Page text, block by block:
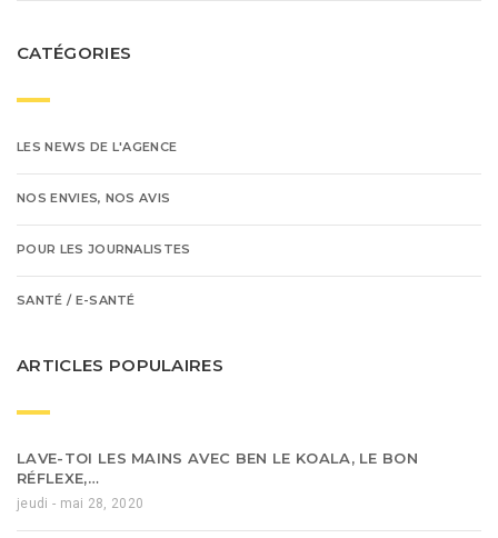
CATÉGORIES
LES NEWS DE L'AGENCE
NOS ENVIES, NOS AVIS
POUR LES JOURNALISTES
SANTÉ / E-SANTÉ
ARTICLES POPULAIRES
LAVE-TOI LES MAINS AVEC BEN LE KOALA, LE BON
RÉFLEXE,…
jeudi - mai 28, 2020